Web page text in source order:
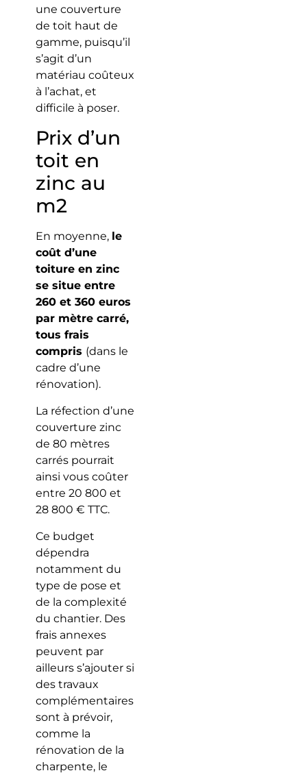
une couverture
de toit haut de
gamme, puisqu’il
s’agit d’un
matériau coûteux
à l’achat, et
difficile à poser.
Prix d’un
toit en
zinc au
m2
En moyenne, le
coût d’une
toiture en zinc
se situe entre
260 et 360 euros
par mètre carré,
tous frais
compris (dans le
cadre d’une
rénovation).
La réfection d’une
couverture zinc
de 80 mètres
carrés pourrait
ainsi vous coûter
entre 20 800 et
28 800 € TTC.
Ce budget
dépendra
notamment du
type de pose et
de la complexité
du chantier. Des
frais annexes
peuvent par
ailleurs s’ajouter si
des travaux
complémentaires
sont à prévoir,
comme la
rénovation de la
charpente, le